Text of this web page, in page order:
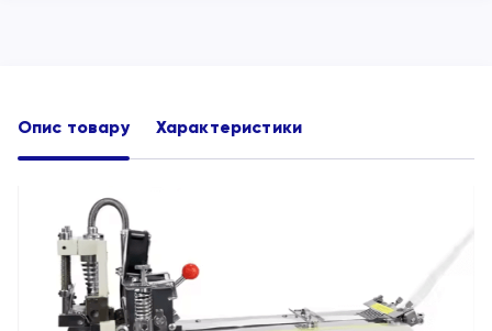
Опис товару Характеристики